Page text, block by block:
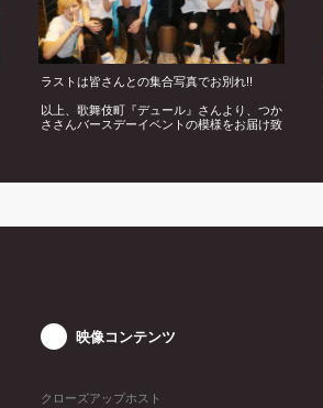
ラストは皆さんとの集合写真でお別れ!!
以上、歌舞伎町『デュール』さんより、つか
ささんバースデーイベントの模様をお届け致
映像コンテンツ
クローズアップホスト